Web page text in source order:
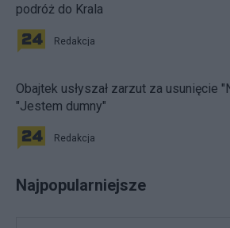
podróż do Krala
Redakcja
Obajtek usłyszał zarzut za usunięcie
"Jestem dumny"
Redakcja
Najpopularniejsze